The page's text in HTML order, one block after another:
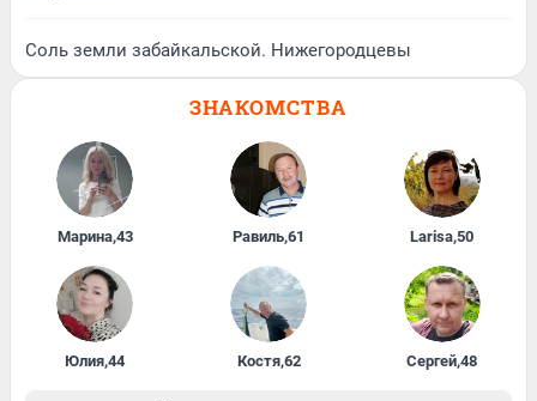
Соль земли забайкальской. Нижегородцевы
ЗНАКОМСТВА
Марина,43 Равиль,61 Larisa,50
Юлия,44 Костя,62 Сергей,48